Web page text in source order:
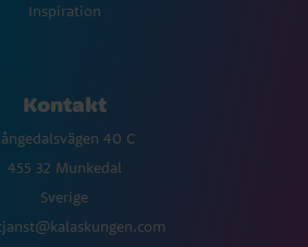
Inspiration
Kontakt
40 C
455 32 Munkedal
Sverige